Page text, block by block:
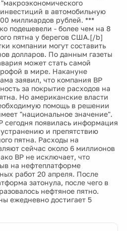
в автомобильную
миллиардов рублей. ***
подешевели - более чем на 8
пятна у берегов США.[/b]
компании могут составить
долларов. По данным газеты
может стать самой
в мире. Накануне
заявил, что компания BP
за покрытие расходов на
Но американские власти
помощь в решении
"национальное значение".
сегодня появилась информация
и препятствию
пятна. Расходы на
сейчас около 6 миллионов
BP не исключает, что
на нефтеплатформе
работ 20 апреля. После
затонула, после чего в
нефтяное пятно.
ежедневно достигает 5